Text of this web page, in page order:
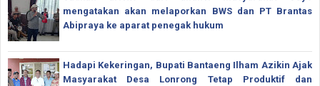
mengatakan akan melaporkan BWS dan PT Brantas
Abipraya ke aparat penegak hukum
Hadapi Kekeringan, Bupati Bantaeng Ilham Azikin Ajak
Masyarakat Desa Lonrong Tetap Produktif dan